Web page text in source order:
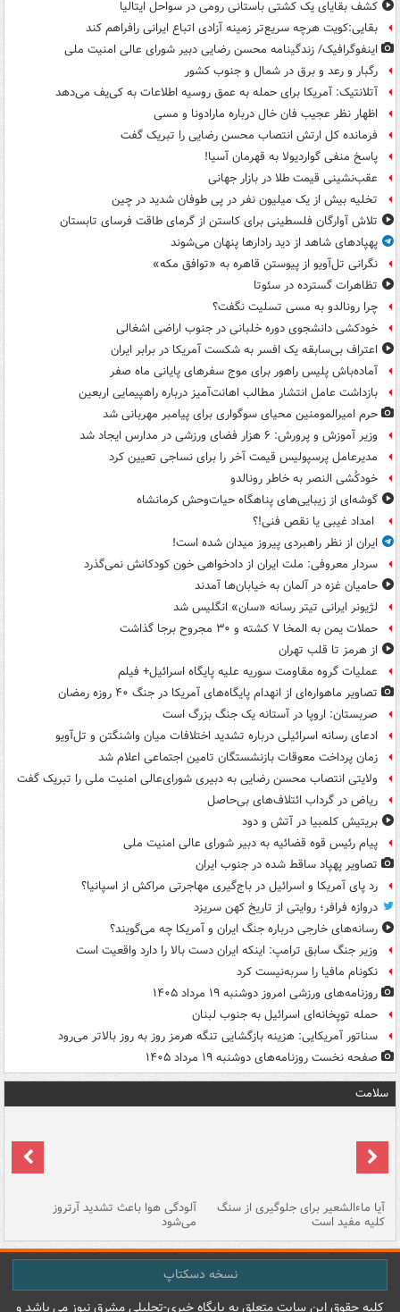
کشف بقایای یک کشتی باستانی رومی در سواحل ایتالیا
بقایی:کویت هرچه سریع‌تر زمینه آزادی اتباع ایرانی رافراهم کند
اینفوگرافیک/ زندگینامه محسن رضایی دبیر شورای عالی امنیت‌ ملی
رگبار و رعد و برق در شمال و جنوب کشور
آتلانتیک: آمریکا برای حمله به عمق روسیه اطلاعات به کی‌یف می‌دهد
اظهار نظر عجیب فان خال درباره مارادونا و مسی
فرمانده کل ارتش انتصاب محسن رضایی را تبریک گفت
پاسخ منفی گواردیولا به قهرمان آسیا!
عقب‌نشینی قیمت طلا در بازار جهانی
تخلیه بیش از یک میلیون نفر در پی طوفان شدید در چین
تلاش آوارگان فلسطینی برای کاستن از گرمای طاقت فرسای تابستان
پهپادهای شاهد از دید رادارها پنهان می‌شوند
نگرانی تل‌آویو از پیوستن قاهره به «توافق مکه»
تظاهرات گسترده در سئوتا
چرا رونالدو به مسی تسلیت نگفت؟
خودکشی دانشجوی دوره خلبانی در جنوب اراضی اشغالی
اعتراف بی‌سابقه یک افسر به شکست آمریکا در برابر ایران
آماده‌باش پلیس راهور برای موج سفرهای پایانی ماه صفر
بازداشت عامل انتشار مطالب اهانت‌آمیز درباره راهپیمایی اربعین
حرم امیرالمومنین محیای سوگواری برای پیامبر مهربانی شد
وزیر آموزش و پرورش: ۶ هزار فضای ورزشی در مدارس ایجاد شد
مدیرعامل پرسپولیس قیمت آخر را برای نساجی تعیین کرد
خودکُشی النصر به خاطر رونالدو
گوشه‌ای از زیبایی‌های پناهگاه‌ حیات‌وحش کرمانشاه
امداد غیبی یا نقص فنی!؟
ایران از نظر راهبردی پیروز میدان شده است!
سردار معروفی: ملت ایران از دادخواهی خون کودکانش نمی‌گذرد
حامیان غزه در آلمان به خیابان‌ها آمدند
لژیونر ایرانی تیتر رسانه «سان» انگلیس شد
حملات یمن به المخا ۷ کشته و ۳۰ مجروح برجا گذاشت
از هرمز تا قلب تهران
عملیات گروه مقاومت سوریه علیه پایگاه اسرائیل+ فیلم
تصاویر ماهواره‌ای از انهدام پایگاه‌های آمریکا در جنگ ۴۰ روزه رمضان
صربستان: اروپا در آستانه یک جنگ بزرگ است
ادعای رسانه اسرائیلی درباره تشدید اختلافات میان واشنگتن و تل‌آویو
زمان پرداخت معوقات بازنشستگان تامین اجتماعی اعلام شد
ولایتی انتصاب محسن رضایی به دبیری شورای‌عالی امنیت ملی را تبریک گفت
ریاض در گرداب ائتلاف‌های بی‌حاصل
بریتیش کلمبیا در آتش و دود
پیام رئیس قوه قضائیه به دبیر شورای عالی امنیت ملی
تصاویر پهپاد ساقط شده در جنوب ایران
رد پای آمریکا و اسرائیل در باج‌گیری مهاجرتی مراکش از اسپانیا؟
دروازه فرافر؛ روایتی از تاریخ کهن سریزد
رسانه‌های خارجی درباره جنگ ایران و آمریکا چه می‌گویند؟
وزیر جنگ سابق ترامپ: اینکه ایران دست بالا را دارد واقعیت است
نکونام مافیا را سربه‌نیست کرد
روزنامه‌های ورزشی امروز دوشنبه ۱۹ مرداد ۱۴۰۵
حمله توپخانه‌ای اسرائیل به جنوب لبنان
سناتور آمریکایی: هزینه بازگشایی تنگه هرمز روز به روز بالاتر می‌رود
صفحه نخست روزنامه‌های دوشنبه ۱۹ مرداد ۱۴۰۵
سلامت
آیا ماءالشعیر برای جلوگیری از سنگ
کلیه مفید است
آلودگی هوا باعث تشدید آرتروز
می‌شود
نسخه دسکتاپ
کليه حقوق اين سايت متعلق به پایگاه خبري-تحليلي مشرق نيوز می باشد و